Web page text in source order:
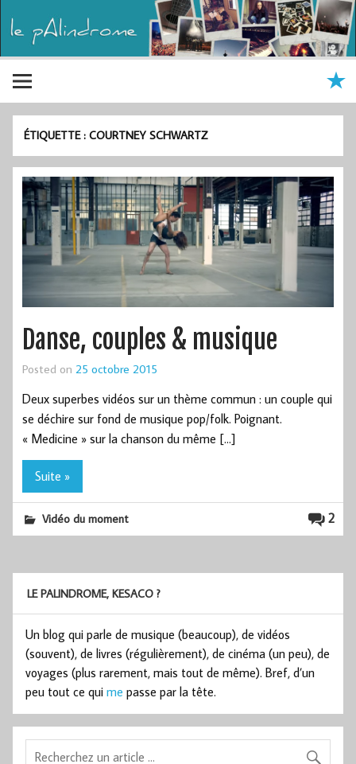
ÉTIQUETTE :COURTNEY SCHWARTZ
Danse, couples & musique
Posted on 25 octobre 2015
Deux superbes vidéos sur un thème commun : un couple qui
se déchire sur fond de musique pop/folk. Poignant.
« Medicine » sur la chanson du même […]
Suite »
2
Vidéo du moment
LE PALINDROME, KESACO ?
Un blog qui parle de musique (beaucoup), de vidéos
(souvent), de livres (régulièrement), de cinéma (un peu), de
voyages (plus rarement, mais tout de même). Bref, d’un
peu tout ce qui me passe par la tête.